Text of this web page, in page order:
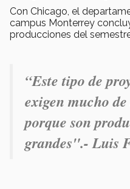
Con Chicago, el
campus Monterrey
producciones del
“Este tipo de
exigen mucho
porque son
grandes".- Luis